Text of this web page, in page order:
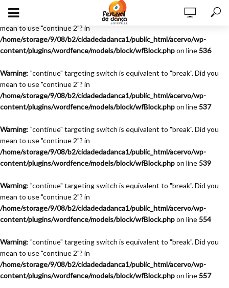
Warning
: "continue" targeting switch is equivalent to "break". Did you
mean to use "continue 2"? in
/home/storage/9/08/b2/cidadedadanca1/public_html/acervo/wp-
content/plugins/wordfence/models/block/wfBlock.phpon line536
Warning: "continue" targeting switch is equivalent to "break". Did you
mean to use "continue 2"? in
/home/storage/9/08/b2/cidadedadanca1/public_html/acervo/wp-
content/plugins/wordfence/models/block/wfBlock.phpon line537
Warning: "continue" targeting switch is equivalent to "break". Did you
mean to use "continue 2"? in
/home/storage/9/08/b2/cidadedadanca1/public_html/acervo/wp-
content/plugins/wordfence/models/block/wfBlock.phpon line539
Warning: "continue" targeting switch is equivalent to "break". Did you
mean to use "continue 2"? in
/home/storage/9/08/b2/cidadedadanca1/public_html/acervo/wp-
content/plugins/wordfence/models/block/wfBlock.phpon line554
Warning: "continue" targeting switch is equivalent to "break". Did you
mean to use "continue 2"? in
/home/storage/9/08/b2/cidadedadanca1/public_html/acervo/wp-
content/plugins/wordfence/models/block/wfBlock.phpon line557